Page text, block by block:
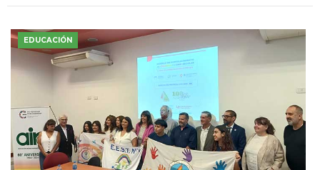
EDUCACIÓN